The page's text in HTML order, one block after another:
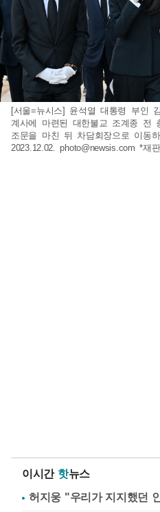
[서울=뉴시스] 윤석열 대통령 부인
계사에 마련된 대한불교 조계종 전
조문을 마친 뒤 차담회장으로 이동
2023.12.02.photo@newsis.com *재
이시간 핫뉴스
허지웅 "우리가 지지했던